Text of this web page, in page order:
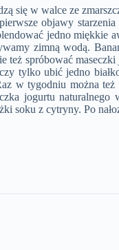
się w walce ze
objawy
jedno miękkie
zimną wodą.
też spróbować
tylko ubić jedno
w tygodniu można
jogurtu
soku z cytryny. Po